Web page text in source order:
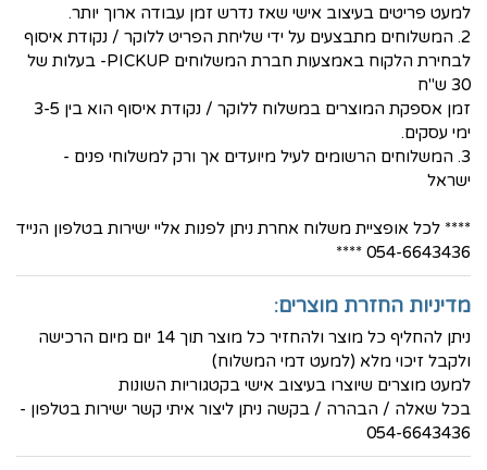
למעט פריטים בעיצוב אישי שאז נדרש זמן עבודה ארוך יותר.
2. המשלוחים מתבצעים על ידי שליחת הפריט ללוקר / נקודת איסוף
לבחירת הלקוח באמצעות חברת המשלוחים PICKUP- בעלות של
30 ש"ח
זמן אספקת המוצרים במשלוח ללוקר / נקודת איסוף הוא בין 3-5
ימי עסקים.
3. המשלוחים הרשומים לעיל מיועדים אך ורק למשלוחי פנים -
ישראל
**** לכל אופציית משלוח אחרת ניתן לפנות אליי ישירות בטלפון הנייד
054-6643436 ****
מדיניות החזרת מוצרים:
ניתן להחליף כל מוצר ולהחזיר כל מוצר תוך 14 יום מיום הרכישה
ולקבל זיכוי מלא (למעט דמי המשלוח)
למעט מוצרים שיוצרו בעיצוב אישי בקטגוריות השונות
בכל שאלה / הבהרה / בקשה ניתן ליצור איתי קשר ישירות בטלפון -
054-6643436